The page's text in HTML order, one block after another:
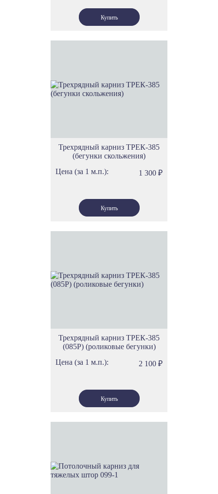
Трехрядный карниз ТРЕК-385
(бегунки скольжения)
Цена (за 1 м.п.):
1 300 ₽
Трехрядный карниз ТРЕК-385
(085Р) (роликовые бегунки)
Цена (за 1 м.п.):
2 100 ₽